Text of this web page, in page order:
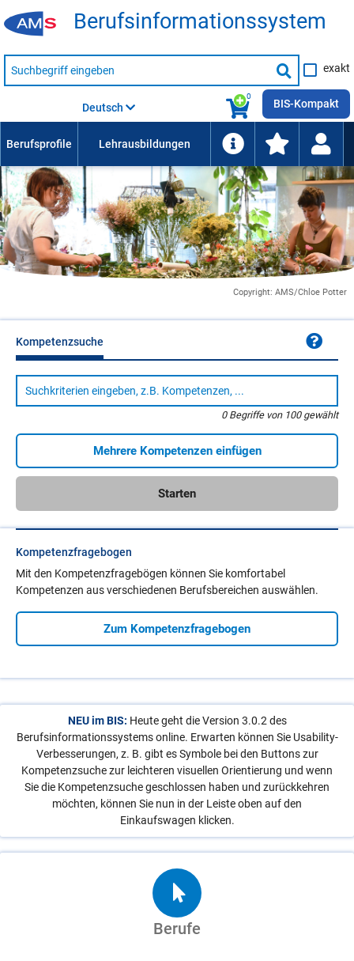
Be­rufs­in­for­ma­ti­ons­sys­tem
Suche
nach
Suche
starten
exakt
0
Deutsch BIS-Kompakt
Copyright: AMS/Chloe Potter
Kompetenzsuche
Kompetenzsuche
Suche
nach
usw.
0Begriffe von 100gewählt
Mehrere Kompetenzen einfügen
Starten
Kompetenzfragebogen
Mit den Kompetenzfragebögen können Sie komfortabel
Kompetenzen aus verschiedenen Berufsbereichen auswählen.
Zum Kompetenzfragebogen
NEU im BIS: Heute geht die Version 3.0.2 des
Berufsinformationssystems online. Erwarten können Sie Usability-
Verbesserungen, z. B. gibt es Symbole bei den Buttons zur
Kompetenzsuche zur leichteren visuellen Orientierung und wenn
Sie die Kompetenzsuche geschlossen haben und zurückkehren
möchten, können Sie nun in der Leiste oben auf den
Einkaufswagen klicken.
Berufe